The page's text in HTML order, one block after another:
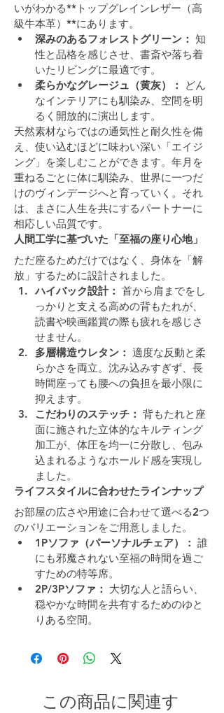
いがわかる**トップグレインレザー（高
級牛本革）**にあります。
深みのあるフォレストグリーン： 知
性と品格を感じさせ、書斎や落ち着
いたリビングに最適です。
柔らかなグレージュ（黄灰）：
どん
なインテリアにも馴染み、空間を明
るく開放的に演出します。
天然素材ならではの通気性と耐久性を備
え、使い込むほどに味わい深い「エイジ
ング」を楽しむことができます。年月を
重ねるごとに体に馴染み、世界に一つだ
けのヴィンデージへと育っていく。それ
は、まさに人生を共にするパートナーに
相応しい品質です。
人間工学に基づいた「至福の座り心地」
ただ座るためだけではなく、身体を「解
放」するために設計されました。
ハイバック設計： 首から肩までをし
っかりと支える高めの背もたれが、
読書や映画鑑賞の際も疲れを感じさ
せません。
多層構造ウレタン： 適度な反動と柔
らかさを両立。沈み込みすぎず、長
時間座っても腰への負担を最小限に
抑えます。
こだわりのステッチ： 背もたれと座
面に施された立体的なキルティング
加工が、体圧を均一に分散し、包み
込まれるようなホールド感を実現し
ました。
ライフスタイルに合わせたラインナップ
お部屋の広さや用途に合わせて選べる2つ
のバリエーションをご用意しました。
1Pソファ（パーソナルチェア）： 誰
にも邪魔されない至福の時間を過ご
すための特等席。
2P/3Pソファ： 大切な人と語らい、
穏やかな時間を共有するためのゆと
りある空間。
この商品に関連す